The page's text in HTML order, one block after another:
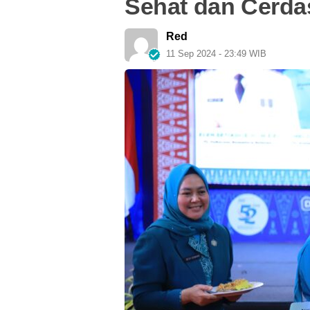
Sehat dan
Red
11 Sep 2024 - 23:49 WIB